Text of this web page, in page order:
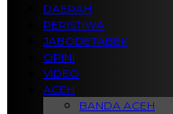
DAERAH
PERISTIWA
JABODETABEK
OPINI
VIDEO
ACEH
BANDA ACEH